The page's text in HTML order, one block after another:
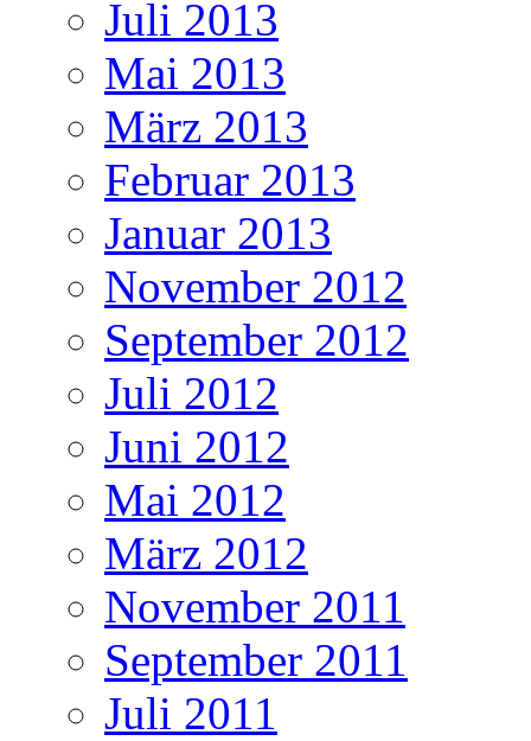
Juli 2013
Mai 2013
März 2013
Februar 2013
Januar 2013
November 2012
September 2012
Juli 2012
Juni 2012
Mai 2012
März 2012
November 2011
September 2011
Juli 2011